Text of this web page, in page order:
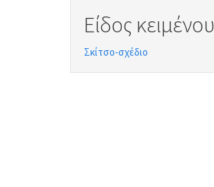
Είδος κειμένου
Σκίτσο-σχέδιο